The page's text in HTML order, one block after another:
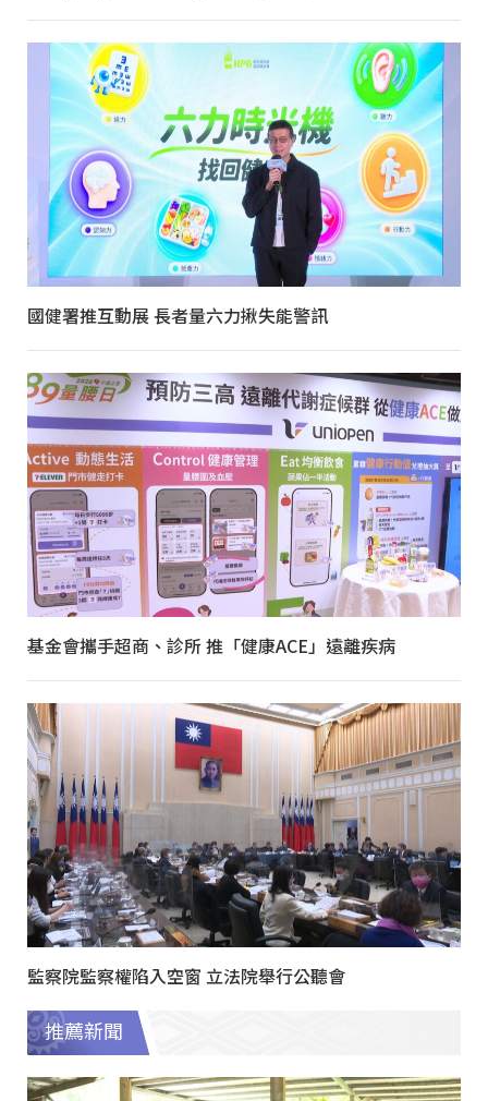
國健署推互動展 長者量六力揪失能警訊
基金會攜手超商、診所 推「健康ACE」遠離疾病
監察院監察權陷入空窗 立法院舉行公聽會
推薦新聞